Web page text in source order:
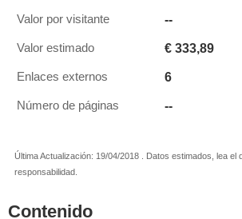
Valor por visitante --
Valor estimado € 333,89
Enlaces externos 6
Número de páginas --
Última Actualización: 19/04/2018 . Datos estimados, lea el
responsabilidad.
Contenido